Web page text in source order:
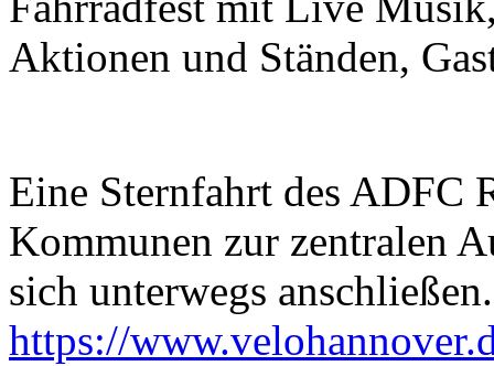
Aktionen und Ständen,
Eine Sternfahrt des ADFC
Kommunen zur zentralen
sich unterwegs
https://